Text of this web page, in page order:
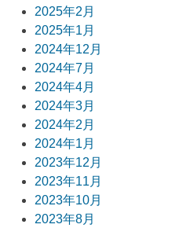
ョ
ン
2025年2月
2025年1月
2024年12月
2024年7月
2024年4月
2024年3月
2024年2月
2024年1月
2023年12月
2023年11月
2023年10月
2023年8月